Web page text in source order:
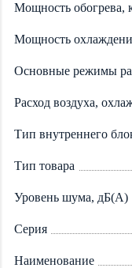
Мощность обогрева,
Мощность
Основные режимы
Расход воздуха,
Тип внутреннего
Тип товара
Уровень шума, дБ(А)
Серия
Наименование